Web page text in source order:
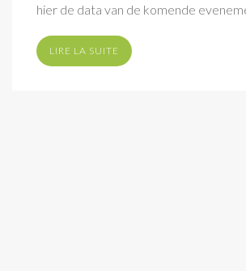
hier de data van de komende
LIRE LA SUITE